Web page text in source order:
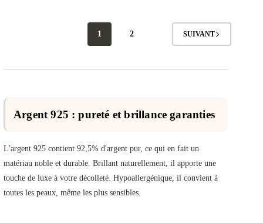
1 2 SUIVANT
Argent 925 : pureté et brillance garanties
L'argent 925 contient 92,5% d'argent pur, ce qui en fait un
matériau noble et durable. Brillant naturellement, il apporte une
touche de luxe à votre décolleté. Hypoallergénique, il convient à
toutes les peaux, même les plus sensibles.